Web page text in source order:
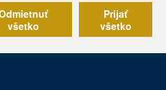
všetko
Prijať
všetko
Turčianske Teplice, a.s.
| Developed by WebCreators.sk